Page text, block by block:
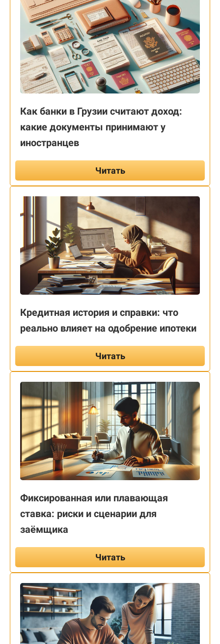
Как банки в Грузии считают доход:
какие документы принимают у
иностранцев
Читать
Кредитная история и справки: что
реально влияет на одобрение ипотеки
Читать
Фиксированная или плавающая
ставка: риски и сценарии для
заёмщика
Читать